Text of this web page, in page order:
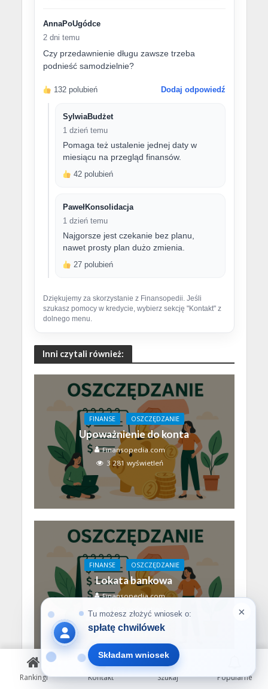
AnnaPoUgódce
2 dni temu
Czy przedawnienie długu zawsze trzeba
podnieść samodzielnie?
132 polubień Dodaj odpowiedź
SylwiaBudżet
1 dzień temu
Pomaga też ustalenie jednej daty w
miesiącu na przegląd finansów.
42 polubień
PawełKonsolidacja
1 dzień temu
Najgorsze jest czekanie bez planu,
nawet prosty plan dużo zmienia.
27 polubień
Dziękujemy za skorzystanie z Finansopedii. Jeśli
szukasz pomocy w kredycie, wybierz sekcję "Kontakt" z
dolnego menu.
Inni czytali również:
FINANSE OSZCZĘDZANIE
Upoważnienie do konta
Finansopedia.com
3 281 wyświetleń
FINANSE OSZCZĘDZANIE
Lokata bankowa
Finansopedia.com
3 699 wyświetleń
Rankingi Kontakt Szukaj Popularne